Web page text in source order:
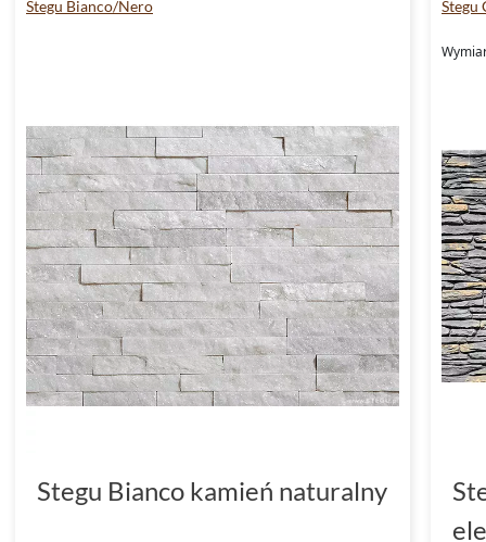
Stegu Bianco/Nero
Stegu Bianco kamień naturalny
Stegu